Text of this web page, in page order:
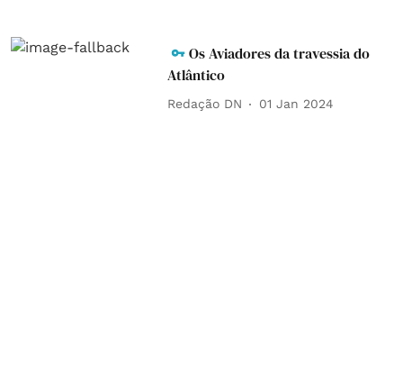
Os Aviadores da travessia do
Atlântico
Redação DN 01 Jan 2024